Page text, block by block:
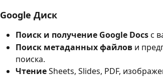
Google Диск
Поиск и получение Google Docs с
Поиск метаданных файлов и
поиска.
Чтение Sheets, Slides, PDF,